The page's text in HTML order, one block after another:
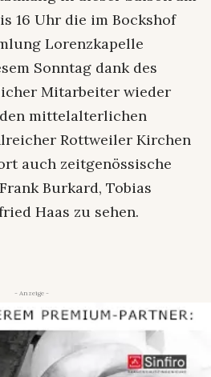
16 Uhr die im Bockshof
Lorenzkapelle
Sonntag dank des
Mitarbeiter wieder
mittelalterlichen
Rottweiler Kirchen
auch zeitgenössische
Burkard, Tobias
Haas zu sehen.
- Anzeige -